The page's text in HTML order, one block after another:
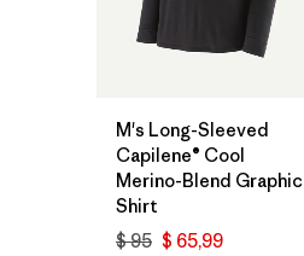
M's Long-Sleeved
Capilene® Cool
Merino-Blend Graphic
Shirt
$ 95 $ 65,99